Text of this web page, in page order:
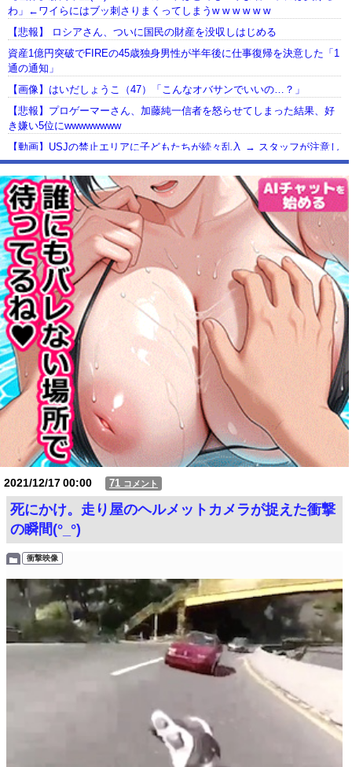
わ」←ワイらにはブッ刺さりまくってしまうw w w w w w
【悲報】 ロシアさん、ついに国民の財産を没収しはじめる
資産1億円突破でFIREの45歳独身男性が半年後に仕事復帰を決意した「1
通の通知」
【画像】はいだしょうこ（47）「こんなオバサンでいいの…？」
【悲報】プロゲーマーさん、加藤純一信者を怒らせてしまった結果、好
き嫌い5位にwwwwwwww
【動画】USJの禁止エリアに子どもたちが続々乱入 → スタッフが注意し
ても止まらない事態に
Powered by livedoor 相互RSS
2021/12/1700:00 71 コメント
死にかけ。走り屋のヘルメットカメラが捉えた衝撃
の瞬間(°_°)
衝撃映像